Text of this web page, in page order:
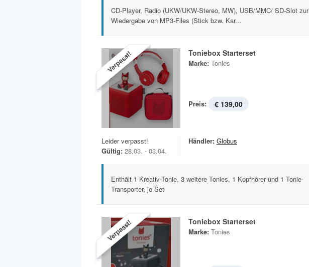
CD-Player, Radio (UKW/UKW-Stereo, MW), USB/MMC/ SD-Slot zur
Wiedergabe von MP3-Files (Stick bzw. Kar...
Verpasst! Toniebox Starterset
Marke: Tonies
Preis: € 139,00
Leider verpasst!
Gültig: 28.03. - 03.04.
Händler: Globus
Enthält 1 Kreativ-Tonie, 3 weitere Tonies, 1 Kopfhörer und 1 Tonie-
Transporter, je Set
Verpasst! Toniebox Starterset
Marke: Tonies